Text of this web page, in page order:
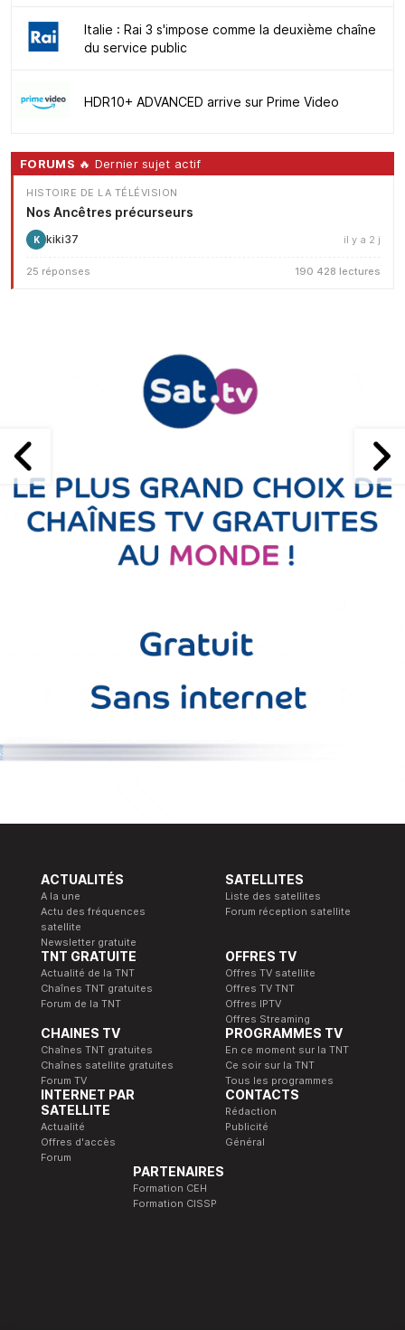
Italie : Rai 3 s'impose comme la deuxième chaîne
du service public
HDR10+ ADVANCED arrive sur Prime Video
FORUMS 🔥 Dernier sujet actif
HISTOIRE DE LA TÉLÉVISION
Nos Ancêtres précurseurs
K kiki37 il y a 2 j
25 réponses 190 428 lectures
ACTUALITÉS
A la une
Actu des fréquences
satellite
Newsletter gratuite
SATELLITES
Liste des satellites
Forum réception satellite
TNT GRATUITE
Actualité de la TNT
Chaînes TNT gratuites
Forum de la TNT
OFFRES TV
Offres TV satellite
Offres TV TNT
Offres IPTV
Offres Streaming
CHAINES TV
Chaînes TNT gratuites
Chaînes satellite gratuites
Forum TV
PROGRAMMES TV
En ce moment sur la TNT
Ce soir sur la TNT
Tous les programmes
INTERNET PAR
SATELLITE
Actualité
Offres d'accès
Forum
CONTACTS
Rédaction
Publicité
Général
PARTENAIRES
Formation CEH
Formation CISSP